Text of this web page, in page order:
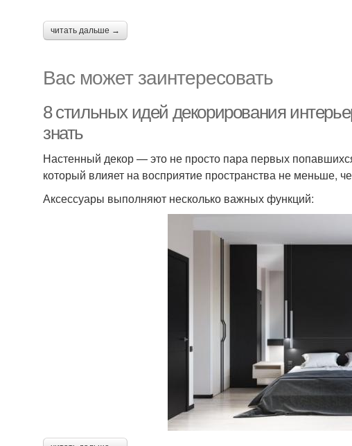
читать дальше →
Вас может заинтересовать
8 стильных идей декорирования
знать
Настенный декор — это не просто пара первых
который влияет на восприятие пространства не меньше,
Аксессуары выполняют несколько важных функций: